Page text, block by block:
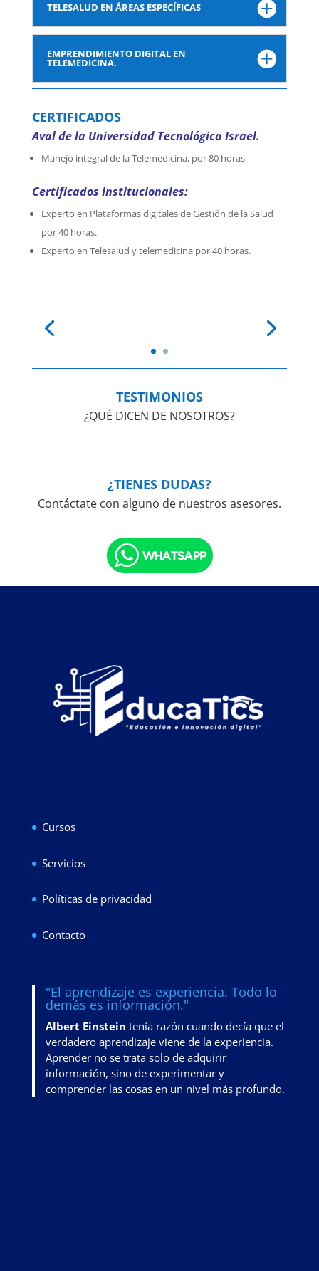
TELESALUD EN ÁREAS ESPECÍFICAS
EMPRENDIMIENTO DIGITAL EN
TELEMEDICINA.
CERTIFICADOS
Aval de la Universidad Tecnológica Israel.
Manejo integral de la Telemedicina, por 80 horas
Certificados Institucionales:
Experto en Plataformas digitales de Gestión de la Salud
por 40 horas.
Experto en Telesalud y telemedicina por 40 horas.
TESTIMONIOS
¿QUÉ DICEN DE NOSOTROS?
¿TIENES DUDAS?
Contáctate con alguno de nuestros asesores.
Cursos
Servicios
Políticas de privacidad
Contacto
"El aprendizaje es experiencia. Todo lo
demás es información."
Albert Einstein tenía razón cuando decía que el
verdadero aprendizaje viene de la experiencia.
Aprender no se trata solo de adquirir
información, sino de experimentar y
comprender las cosas en un nivel más profundo.